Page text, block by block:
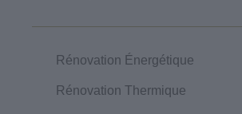
Rénovation Énergétique
Rénovation Thermique